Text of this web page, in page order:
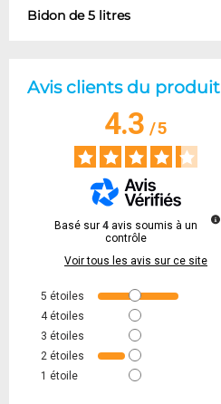
Bidon de 5 litres
Avis clients du produit
4.3/5
Basé sur 4 avis soumis à un
contrôle
Voir tous les avis sur ce site
5 étoiles
4 étoiles
3 étoiles
2 étoiles
1 étoile